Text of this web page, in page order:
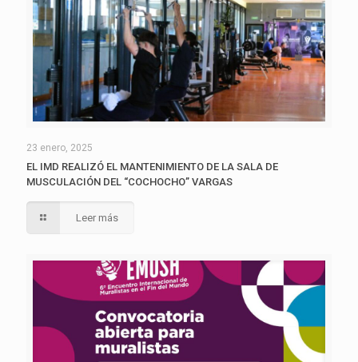
23 enero, 2025
EL IMD REALIZÓ EL MANTENIMIENTO DE LA SALA DE
MUSCULACIÓN DEL “COCHOCHO” VARGAS
Leer más